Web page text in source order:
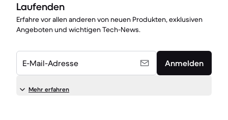
Laufenden
Erfahre vor allen anderen von neuen Produkten, exklusiven
Angeboten und wichtigen Tech-News.
E-Mail-Adresse Anmelden
Mehr erfahren